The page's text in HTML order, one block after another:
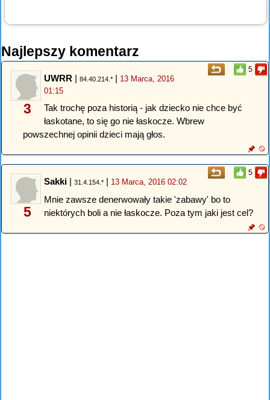
Najlepszy komentarz
5
3
UWRR | 84.40.214.* | 13 Marca, 2016
01:15
Tak trochę poza historią - jak dziecko nie chce być
łaskotane, to się go nie łaskocze. Wbrew
powszechnej opinii dzieci mają głos.
5
5
Sakki | 31.4.154.* | 13 Marca, 2016 02:02
Mnie zawsze denerwowały takie 'zabawy' bo to
niektórych boli a nie łaskocze. Poza tym jaki jest cel?